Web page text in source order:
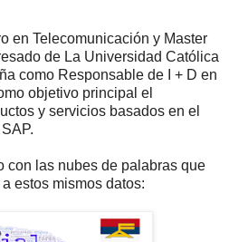
en Telecomunicación y Master
de La Universidad Católica
como Responsable de I + D en
objetivo principal el
y servicios basados en el
con las nubes de palabras que
estos mismos datos: